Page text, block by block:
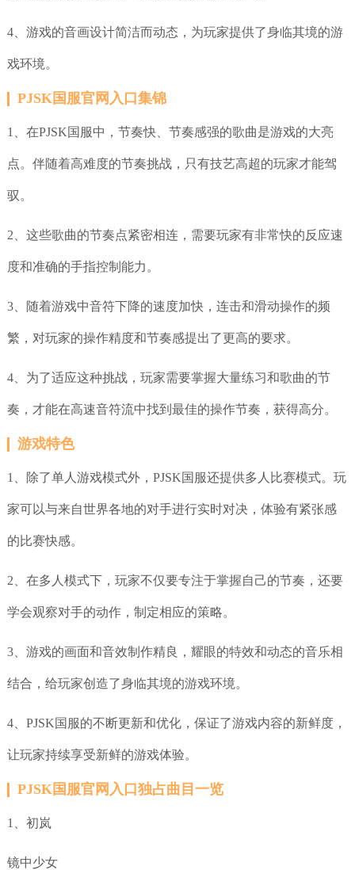
4、游戏的音画设计简洁而动态，为玩家提供了身临其境的游
戏环境。
PJSK国服官网入口集锦
1、在PJSK国服中，节奏快、节奏感强的歌曲是游戏的大亮
点。伴随着高难度的节奏挑战，只有技艺高超的玩家才能驾
驭。
2、这些歌曲的节奏点紧密相连，需要玩家有非常快的反应速
度和准确的手指控制能力。
3、随着游戏中音符下降的速度加快，连击和滑动操作的频
繁，对玩家的操作精度和节奏感提出了更高的要求。
4、为了适应这种挑战，玩家需要掌握大量练习和歌曲的节
奏，才能在高速音符流中找到最佳的操作节奏，获得高分。
游戏特色
1、除了单人游戏模式外，PJSK国服还提供多人比赛模式。玩
家可以与来自世界各地的对手进行实时对决，体验有紧张感
的比赛快感。
2、在多人模式下，玩家不仅要专注于掌握自己的节奏，还要
学会观察对手的动作，制定相应的策略。
3、游戏的画面和音效制作精良，耀眼的特效和动态的音乐相
结合，给玩家创造了身临其境的游戏环境。
4、PJSK国服的不断更新和优化，保证了游戏内容的新鲜度，
让玩家持续享受新鲜的游戏体验。
PJSK国服官网入口独占曲目一览
1、初岚
镜中少女